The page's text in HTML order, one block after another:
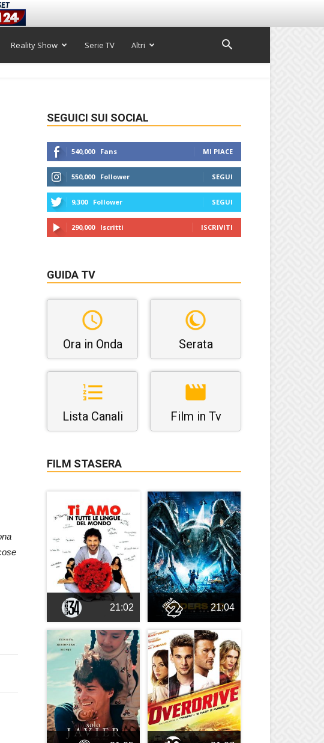
Reality Show Serie TV Altri
SEGUICI SUI SOCIAL
540,000 Fans MI PIACE
550,000 Follower SEGUI
9,300 Follower SEGUI
290,000 Iscritti ISCRIVITI
GUIDA TV
Ora in Onda Serata
Lista Canali Film in Tv
FILM STASERA
21:02 21:04